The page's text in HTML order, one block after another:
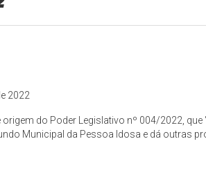
2022
origem do Poder Legislativo nº 004/2022,
Municipal da Pessoa Idosa e dá outras